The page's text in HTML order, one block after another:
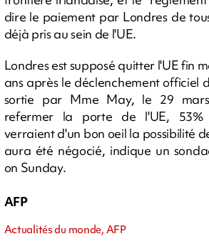
dire le paiement par Londres de
déjà pris au sein de l'UE.
Londres est supposé quitter l'UE fin
ans après le déclenchement officiel
sortie par Mme May, le 29
refermer la porte de l'UE, 53%
verraient d'un bon oeil la possibilité
aura été négocié, indique un
on Sunday.
AFP
Actualités du monde, AFP